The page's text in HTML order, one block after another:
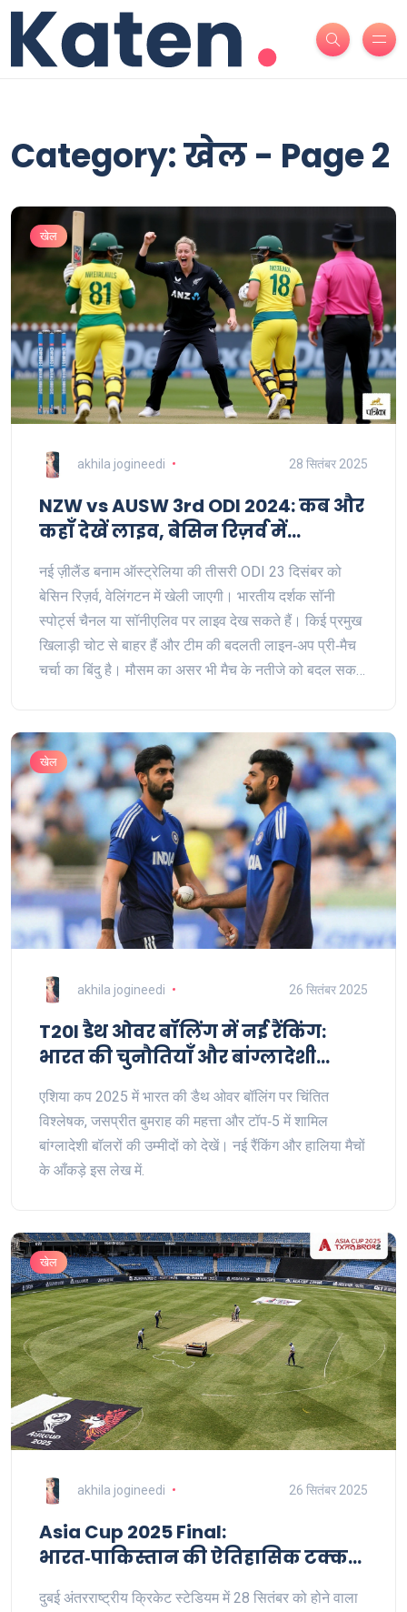
Category: खेल - Page 2
खेल
akhila jogineedi 28 सितंबर 2025
NZW vs AUSW 3rd ODI 2024: कब और
कहाँ देखें लाइव, बेसिन रिज़र्व में
निर्णायक मुकाबला
नई ज़ीलैंड बनाम ऑस्ट्रेलिया की तीसरी ODI 23 दिसंबर को
बेसिन रिज़र्व, वेलिंगटन में खेली जाएगी। भारतीय दर्शक सॉनी
स्पोर्ट्स चैनल या सॉनीएलिव पर लाइव देख सकते हैं। किई प्रमुख
खिलाड़ी चोट से बाहर हैं और टीम की बदलती लाइन‑अप प्री‑मैच
चर्चा का बिंदु है। मौसम का असर भी मैच के नतीजे को बदल सकता
खेल
akhila jogineedi 26 सितंबर 2025
T20I डैथ ओवर बॉलिंग में नई रैंकिंग:
भारत की चुनौतियाँ और बांग्लादेशी
एशिया कप 2025 में भारत की डैथ ओवर बॉलिंग पर चिंतित
विश्लेषक, जसप्रीत बुमराह की महत्ता और टॉप‑5 में शामिल
बांग्लादेशी बॉलरों की उम्मीदों को देखें। नई रैंकिंग और हालिया मैचों
के आँकड़े इस लेख में.
खेल
akhila jogineedi 26 सितंबर 2025
Asia Cup 2025 Final:
भारत‑पाकिस्तान की ऐतिहासिक टक्करी
दुबई में 28‑सितंबर
दुबई अंतरराष्ट्रीय क्रिकेट स्टेडियम में 28 सितंबर को होने वाला